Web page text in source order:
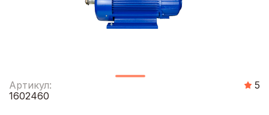
Артикул:
1602460
5